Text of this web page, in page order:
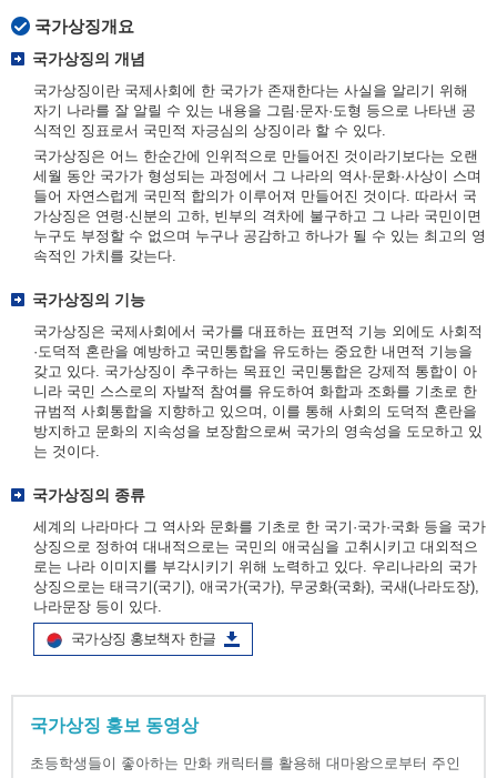
국가상징개요
국가상징의 개념
국가상징이란 국제사회에 한 국가가 존재한다는 사실을 알리기 위해
자기 나라를 잘 알릴 수 있는 내용을 그림·문자·도형 등으로 나타낸 공
식적인 징표로서 국민적 자긍심의 상징이라 할 수 있다.
국가상징은 어느 한순간에 인위적으로 만들어진 것이라기보다는 오랜
세월 동안 국가가 형성되는 과정에서 그 나라의 역사·문화·사상이 스며
들어 자연스럽게 국민적 합의가 이루어져 만들어진 것이다. 따라서 국
가상징은 연령·신분의 고하, 빈부의 격차에 불구하고 그 나라 국민이면
누구도 부정할 수 없으며 누구나 공감하고 하나가 될 수 있는 최고의 영
속적인 가치를 갖는다.
국가상징의 기능
국가상징은 국제사회에서 국가를 대표하는 표면적 기능 외에도 사회적
·도덕적 혼란을 예방하고 국민통합을 유도하는 중요한 내면적 기능을
갖고 있다. 국가상징이 추구하는 목표인 국민통합은 강제적 통합이 아
니라 국민 스스로의 자발적 참여를 유도하여 화합과 조화를 기초로 한
규범적 사회통합을 지향하고 있으며, 이를 통해 사회의 도덕적 혼란을
방지하고 문화의 지속성을 보장함으로써 국가의 영속성을 도모하고 있
는 것이다.
국가상징의 종류
세계의 나라마다 그 역사와 문화를 기초로 한 국기·국가·국화 등을 국가
상징으로 정하여 대내적으로는 국민의 애국심을 고취시키고 대외적으
로는 나라 이미지를 부각시키기 위해 노력하고 있다. 우리나라의 국가
상징으로는 태극기(국기), 애국가(국가), 무궁화(국화), 국새(나라도장),
나라문장 등이 있다.
국가상징 홍보책자 한글
국가상징 홍보 동영상
초등학생들이 좋아하는 만화 캐릭터를 활용해 대마왕으로부터 주인